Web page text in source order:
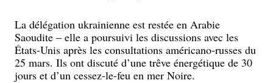
La délégation ukrainienne est restée en Arabie
Saoudite – elle a poursuivi les discussions avec les
États-Unis après les consultations américano-russes du
25 mars. Ils ont discuté d’une trêve énergétique de 30
jours et d’un cessez-le-feu en mer Noire.